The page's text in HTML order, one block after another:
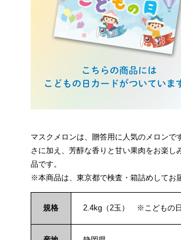
マスクメロンは、贈答用に人気のメロンで
さに加え、芳醇な香りと甘い果肉をお楽し
品です。
※本商品は、東京都で検査・箱詰めしてお
規格 2.4kg（2玉） ※こどもの